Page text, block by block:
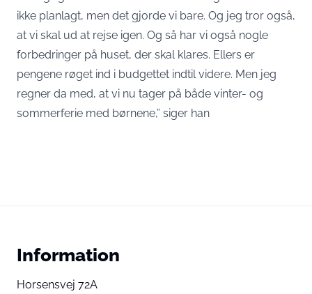
ikke planlagt, men det gjorde vi bare. Og jeg tror også,
at vi skal ud at rejse igen. Og så har vi også nogle
forbedringer på huset, der skal klares. Ellers er
pengene røget ind i budgettet indtil videre. Men jeg
regner da med, at vi nu tager på både vinter- og
sommerferie med børnene,” siger han
Information
Horsensvej 72A